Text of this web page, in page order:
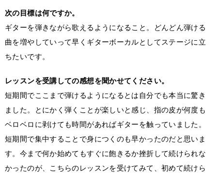
次の目標は何ですか。
ギターを弾きながら歌えるようになること。どんどん弾ける
曲を増やしていって早くギターボーカルとしてステージに立
ちたいです。
レッスンを受講しての感想を聞かせてください。
短期間でここまで弾けるようになるとは自分でも本当に驚き
ました。とにかく弾くことが楽しいと感じ、指の皮が何度も
ベロベロに剥けても時間があればギターを触っていました。
短期間で集中することで身につくのも早かったのだと思いま
す。今まで何か始めてもすぐに飽きるか挫折して続けられな
かったのが、こちらのレッスンを受けてみて、初めて続けら